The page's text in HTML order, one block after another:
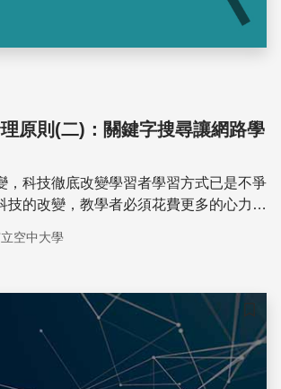
原則(二)：關鍵字搜尋讓網路學
，科技徹底改變學習者學習方式已是不爭
技的改變，教學者必須花費更多的心力與
展，學習者有越來越多的網路資源可以使
，隨即跳出上百筆的文章與相關資訊，網
自己的需求，在極短的時間內篩選彙整資
與同儕分享資訊，或完成教學者交付的學
空中大學
儲存